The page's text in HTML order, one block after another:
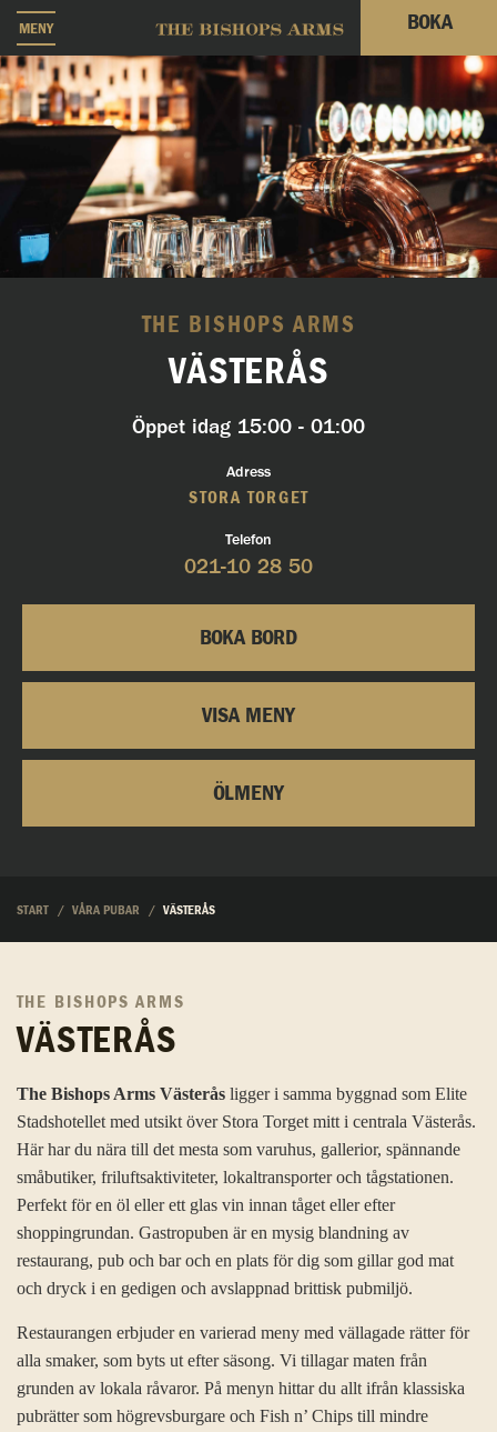
MENY BOKA
THE BISHOPS ARMS
VÄSTERÅS
Öppet idag 15:00 - 01:00
Adress
STORA TORGET
Telefon
021-10 28 50
BOKA BORD
VISA MENY
ÖLMENY
START VÅRA PUBAR VÄSTERÅS
THE BISHOPS ARMS
VÄSTERÅS
The Bishops Arms Västerås ligger i samma byggnad som Elite
Stadshotellet med utsikt över Stora Torget mitt i centrala Västerås.
Här har du nära till det mesta som varuhus, gallerior, spännande
småbutiker, friluftsaktiviteter, lokaltransporter och tågstationen.
Perfekt för en öl eller ett glas vin innan tåget eller efter
shoppingrundan. Gastropuben är en mysig blandning av
restaurang, pub och bar och en plats för dig som gillar god mat
och dryck i en gedigen och avslappnad brittisk pubmiljö.
Restaurangen erbjuder en varierad meny med vällagade rätter för
alla smaker, som byts ut efter säsong. Vi tillagar maten från
grunden av lokala råvaror. På menyn hittar du allt ifrån klassiska
pubrätter som högrevsburgare och Fish n’ Chips till mindre